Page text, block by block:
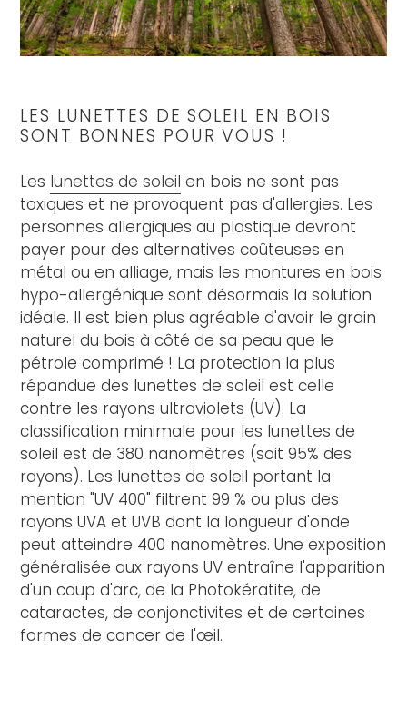
LES LUNETTES DE SOLEIL EN BOIS
SONT BONNES POUR VOUS !
Les lunettes de soleil en bois ne sont pas
toxiques et ne provoquent pas d'allergies. Les
personnes allergiques au plastique devront
payer pour des alternatives coûteuses en
métal ou en alliage, mais les montures en bois
hypo-allergénique sont désormais la solution
idéale. Il est bien plus agréable d'avoir le grain
naturel du bois à côté de sa peau que le
pétrole comprimé ! La protection la plus
répandue des lunettes de soleil est celle
contre les rayons ultraviolets (UV). La
classification minimale pour les lunettes de
soleil est de 380 nanomètres (soit 95% des
rayons). Les lunettes de soleil portant la
mention "UV 400" filtrent 99 % ou plus des
rayons UVA et UVB dont la longueur d'onde
peut atteindre 400 nanomètres. Une exposition
généralisée aux rayons UV entraîne l'apparition
d'un coup d'arc, de la Photokératite, de
cataractes, de conjonctivites et de certaines
formes de cancer de l'œil.